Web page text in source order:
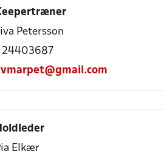
Petersson
Elkær